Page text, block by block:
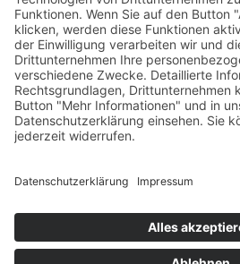
Kostenlose Beratung
Kauf!
Qualität